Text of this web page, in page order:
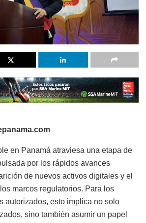
en Panamá atraviesa una etapa de
por los rápidos avances
de nuevos activos digitales y el
marcos regulatorios. Para los
autorizados, esto implica no solo
sino también asumir un papel